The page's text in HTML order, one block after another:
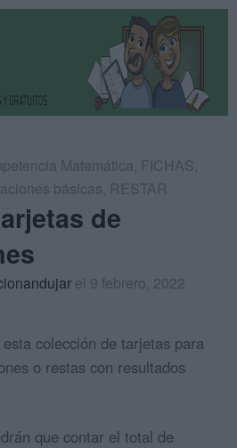
Matemática, FICHAS,
básicas, RESTAR
de
el 9 febrero, 2022
colección de tarjetas para
o restas con resultados
que contar el total de